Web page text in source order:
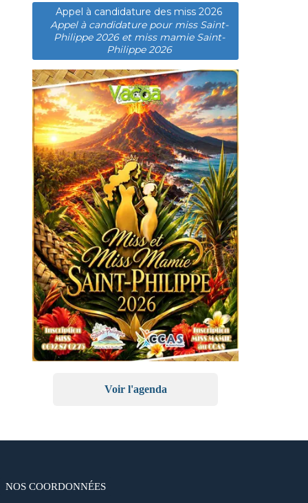
Appel à candidature des miss 2026
Appel à candidature pour miss Saint-
Philippe 2026 et miss mamie Saint-
Philippe 2026
Voir l'agenda
NOS COORDONNÉES